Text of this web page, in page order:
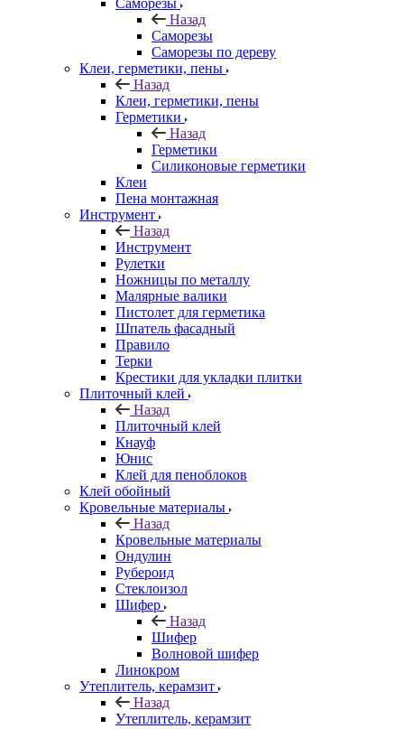
Саморезы
Назад
Саморезы
Саморезы по дереву
Клеи, герметики, пены
Назад
Клеи, герметики, пены
Герметики
Назад
Герметики
Силиконовые герметики
Клеи
Пена монтажная
Инструмент
Назад
Инструмент
Рулетки
Ножницы по металлу
Малярные валики
Пистолет для герметика
Шпатель фасадный
Правило
Терки
Крестики для укладки плитки
Плиточный клей
Назад
Плиточный клей
Кнауф
Юнис
Клей для пеноблоков
Клей обойный
Кровельные материалы
Назад
Кровельные материалы
Ондулин
Рубероид
Стеклоизол
Шифер
Назад
Шифер
Волновой шифер
Линокром
Утеплитель, керамзит
Назад
Утеплитель, керамзит